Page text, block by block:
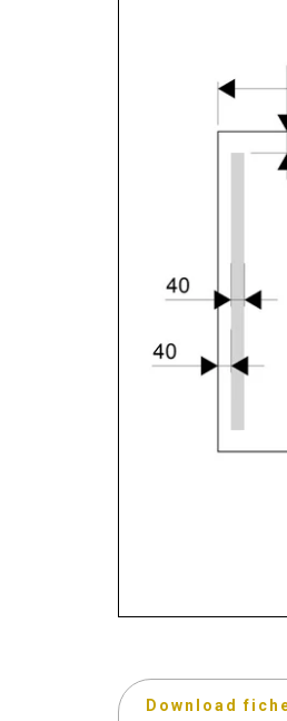
Download